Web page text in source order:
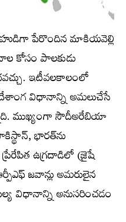
పేరొందిన మాకియవెల్లి
కోసం పాలకుడు
ఇటీవలకాలంలో
విధానాన్ని అమలుచేసే
ముఖ్యంగా సౌదీఅరేబియా
భారత్‌ను
ఉగ్రదాడిలో (జైషే
జవాన్లు అమరులైన
విధానాన్ని అనుసరించడం